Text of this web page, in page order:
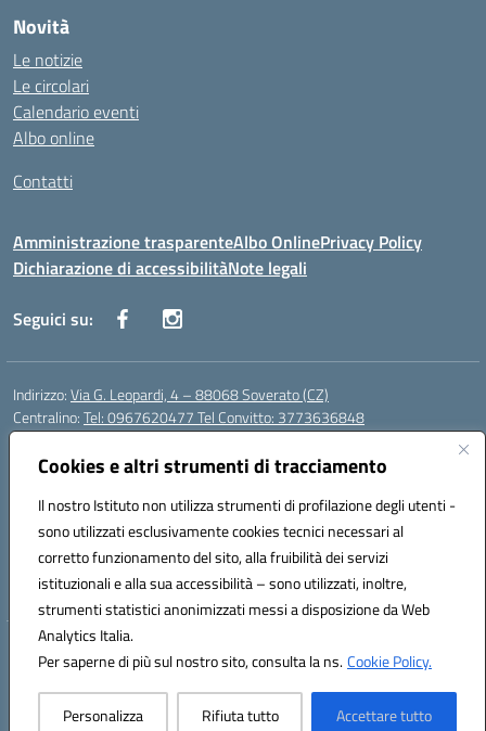
Cookies e altri strumenti di tracciamento
Il nostro Istituto non utilizza strumenti di profilazione degli utenti -
sono utilizzati esclusivamente cookies tecnici necessari al
corretto funzionamento del sito, alla fruibilità dei servizi
istituzionali e alla sua accessibilità – sono utilizzati, inoltre,
strumenti statistici anonimizzati messi a disposizione da Web
Analytics Italia.
Per saperne di più sul nostro sito, consulta la ns.Cookie Policy.
Personalizza Rifiuta tutto Accettare tutto
Novità
Le notizie
Le circolari
Calendario eventi
Albo online
Contatti
Amministrazione trasparenteAlbo OnlinePrivacy Policy
Dichiarazione di accessibilitàNote legali
Seguici su:
Indirizzo:Via G. Leopardi, 4 – 88068 Soverato (CZ)
Centralino:Tel: 0967620477 Tel Convitto: 3773636848
Email:
Posta elettronica certificata (PEC):czrh04000q@pec.istruzione.it
Codice fiscale: 84000690796
Codice meccanografico:CZRH04000Q
Codice Indice delle Pubbliche Amministrazioni (IPA): istsc_czrh04000q
Codice unico di fatturazione (CUF): UF9M13
Hosting & Powered by 3D Solution S.r.l.
Concept & Design by Designers Italia